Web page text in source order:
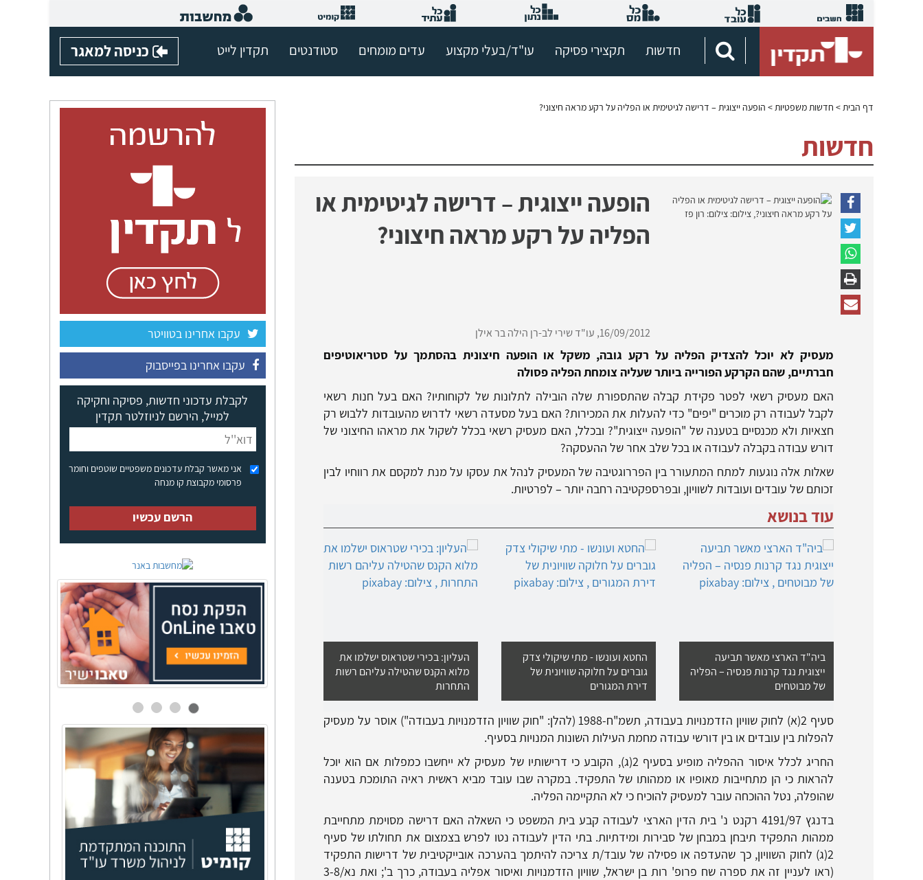
חדשות תקצירי פסיקה עו"ד/בעלי מקצוע עדים מומחים סטודנטים תקדין לייט כניסה למאגר
דף הבית> חדשות משפטיות> הופעה ייצוגית – דרישה לגיטימית או הפליה על רקע מראה חיצוני?
חדשות
הופעה ייצוגית – דרישה לגיטימית או
הפליה על רקע מראה חיצוני?
16/09/2012, עו"ד שירי לב-רן הילה בר אילן
מעסיק לא יוכל להצדיק הפליה על רקע גובה, משקל או הופעה חיצונית בהסתמך על סטריאוטיפים
חברתיים, שהם הקרקע הפורייה ביותר שעליה צומחת הפליה פסולה
האם מעסיק רשאי לפטר פקידת קבלה שהתספורת שלה הובילה לתלונות של לקוחותיו? האם בעל חנות רשאי
לקבל לעבודה רק מוכרים "יפים" כדי להעלות את המכירות? האם בעל מסעדה רשאי לדרוש מהעובדות ללבוש רק
חצאיות ולא מכנסיים בטענה של "הופעה ייצוגית"? ובכלל, האם מעסיק רשאי בכלל לשקול את מראהו החיצוני של
דורש עבודה בקבלה לעבודה או בכל שלב אחר של ההעסקה?
שאלות אלה נוגעות למתח המתעורר בין הפררוגטיבה של המעסיק לנהל את עסקו על מנת למקסם את רווחיו לבין
זכותם של עובדים ועובדות לשוויון, ובפרספקטיבה רחבה יותר – לפרטיות.
עוד בנושא
ביה"ד הארצי מאשר תביעה
ייצוגית נגד קרנות פנסיה – הפליה
של מבוטחים
החטא ועונשו - מתי שיקולי צדק
גוברים על חלוקה שוויונית של
דירת המגורים
העליון: בכירי שטראוס ישלמו את
מלוא הקנס שהטילה עליהם רשות
התחרות
סעיף 2(א) לחוק שוויון הזדמנויות בעבודה, תשמ"ח-1988 (להלן: "חוק שוויון הזדמנויות בעבודה") אוסר על מעסיק
להפלות בין עובדים או בין דורשי עבודה מחמת העילות השונות המנויות בסעיף.
החריג לכלל איסור ההפליה מופיע בסעיף 2(ג), הקובע כי דרישותיו של מעסיק לא ייחשבו כמפלות אם הוא יוכל
להראות כי הן מתחייבות מאופיו או ממהותו של התפקיד. במקרה שבו עובד מביא ראשית ראיה התומכת בטענה
שהופלה, נטל ההוכחה עובר למעסיק להוכיח כי לא התקיימה הפליה.
בדנגץ 4191/97 רקנט נ' בית הדין הארצי לעבודה קבע בית המשפט כי השאלה האם דרישה מסוימת מתחייבת
ממהות התפקיד תיבחן במבחן של סבירות ומידתיות. בתי הדין לעבודה נטו לפרש בצמצום את תחולתו של סעיף
2(ג) לחוק השוויון, כך שהעדפה או פסילה של עובד/ת צריכה להיתמך בהערכה אובייקטיבית של דרישות התפקיד
(ראו לעניין זה את ספרה שח פרופ' רות בן ישראל, שוויון הזדמנויות ואיסור אפליה בעבודה, כרך ב'; ואת נא/3-8
עקבו אחרינו בטוויטר
עקבו אחרינו בפייסבוק
לקבלת עדכוני חדשות, פסיקה וחקיקה
למייל, הירשם לניוזלטר תקדין
אני מאשר קבלת עדכונים משפטיים שוטפים וחומר
פרסומי מקבוצת קו מנחה
הרשם עכשיו